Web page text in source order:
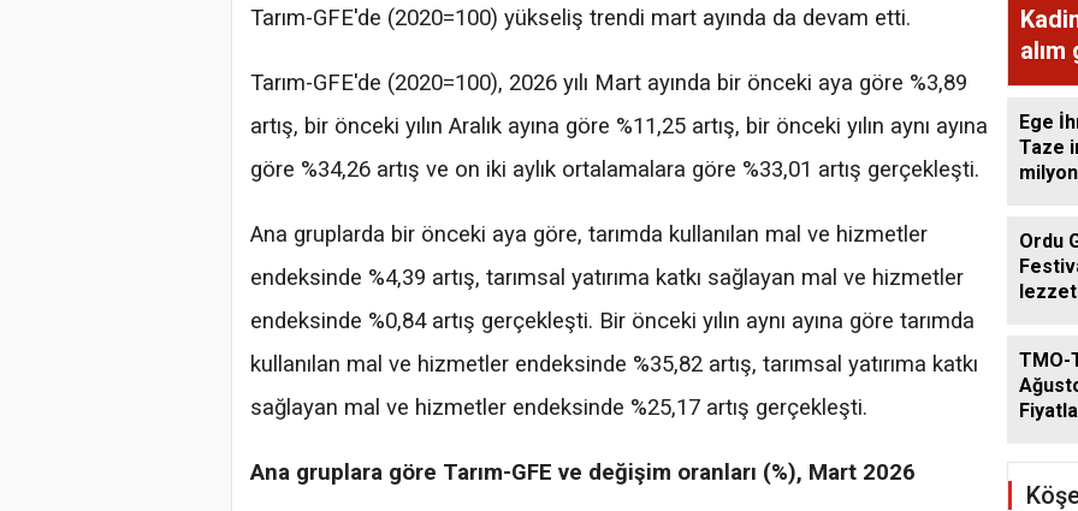
Tarım-GFE'de (2020=100) yükseliş trendi mart ayında da devam etti.
Tarım-GFE'de (2020=100), 2026 yılı Mart ayında bir önceki aya göre %3,89
artış, bir önceki yılın Aralık ayına göre %11,25 artış, bir önceki yılın aynı ayına
göre %34,26 artış ve on iki aylık ortalamalara göre %33,01 artış gerçekleşti.
Ana gruplarda bir önceki aya göre, tarımda kullanılan mal ve hizmetler
endeksinde %4,39 artış, tarımsal yatırıma katkı sağlayan mal ve hizmetler
endeksinde %0,84 artış gerçekleşti. Bir önceki yılın aynı ayına göre tarımda
kullanılan mal ve hizmetler endeksinde %35,82 artış, tarımsal yatırıma katkı
sağlayan mal ve hizmetler endeksinde %25,17 artış gerçekleşti.
Ana gruplara göre Tarım-GFE ve değişim oranları (%), Mart 2026
alım
Ege
Taze
Ordu
TMO-